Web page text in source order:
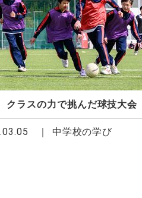
ラスの力で挑んだ球技大会
中学校の学び